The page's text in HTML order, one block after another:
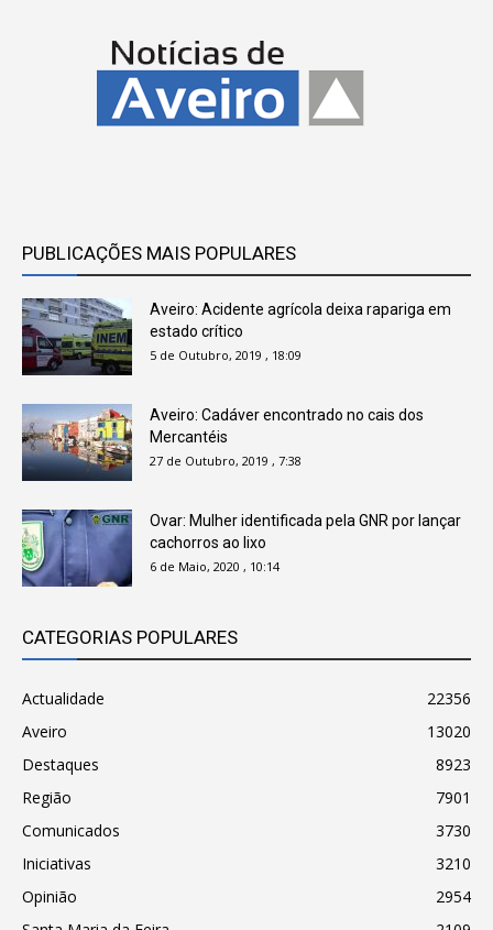
PUBLICAÇÕES MAIS POPULARES
Aveiro: Acidente agrícola deixa rapariga em
estado crítico
5 de Outubro, 2019 , 18:09
Aveiro: Cadáver encontrado no cais dos
Mercantéis
27 de Outubro, 2019 , 7:38
Ovar: Mulher identificada pela GNR por lançar
cachorros ao lixo
6 de Maio, 2020 , 10:14
CATEGORIAS POPULARES
Actualidade
22356
Aveiro
13020
Destaques
8923
Região
7901
Comunicados
3730
Iniciativas
3210
Opinião
2954